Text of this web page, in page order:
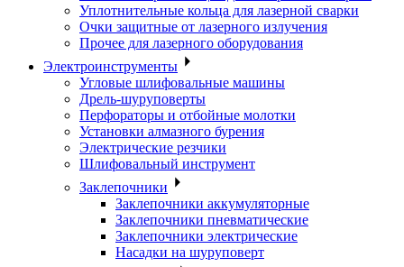
Уплотнительные кольца для лазерной сварки
Очки защитные от лазерного излучения
Прочее для лазерного оборудования
Электроинструменты
Угловые шлифовальные машины
Дрель-шуруповерты
Перфораторы и отбойные молотки
Установки алмазного бурения
Электрические резчики
Шлифовальный инструмент
Заклепочники
Заклепочники аккумуляторные
Заклепочники пневматические
Заклепочники электрические
Насадки на шуруповерт